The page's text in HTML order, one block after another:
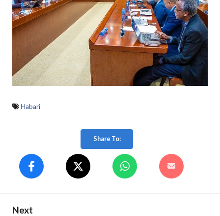
Habari
Share To:
Next